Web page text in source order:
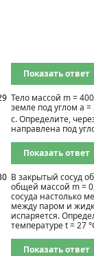
Показать ответ
Тело массой m =
земле под углом а =
с. Определите,
направлена под
Показать ответ
В закрытый сосуд
общей массой m =
сосуда настолько
между паром и
испаряется.
температуре t = 27
Показать ответ